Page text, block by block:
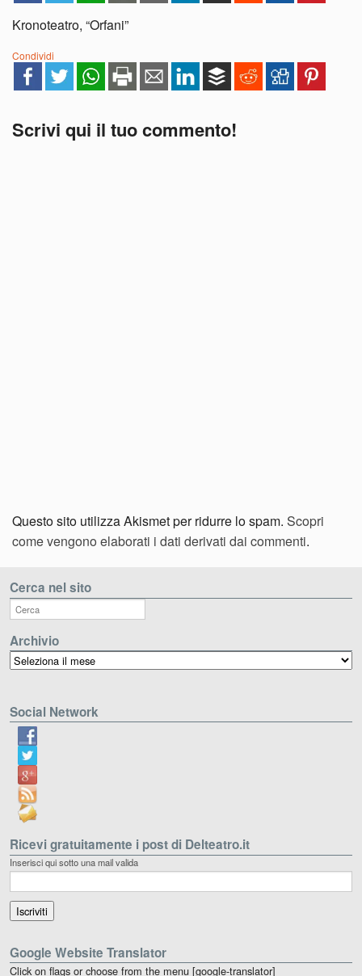
Kronoteatro, “Orfani”
Condividi
Scrivi qui il tuo commento!
Questo sito utilizza Akismet per ridurre lo spam. Scopri
come vengono elaborati i dati derivati dai commenti.
Cerca nel sito
Archivio
Archivio
Social Network
Ricevi gratuitamente i post di Delteatro.it
Inserisci qui sotto una mail valida
Google Website Translator
Click on flags or choose from the menu [google-translator]